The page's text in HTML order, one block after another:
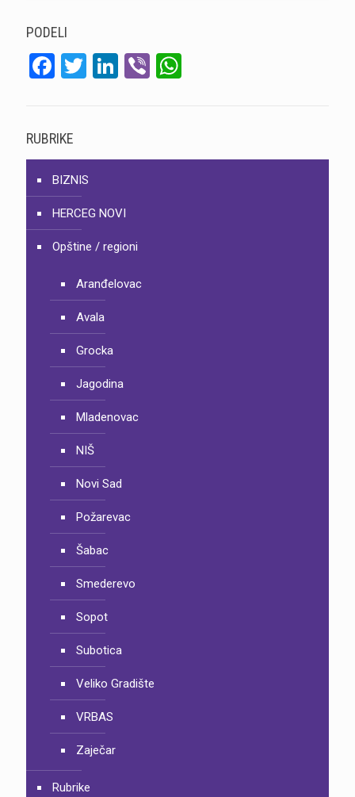
PODELI
Facebook
Twitter
LinkedIn
Viber
RUBRIKE
BIZNIS
HERCEG NOVI
Opštine / regioni
Aranđelovac
Avala
Grocka
Jagodina
Mladenovac
NIŠ
Novi Sad
Požarevac
Šabac
Smederevo
Sopot
Subotica
Veliko Gradište
VRBAS
Zaječar
Rubrike